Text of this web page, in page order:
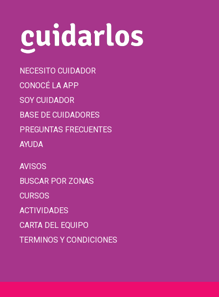
NECESITO CUIDADOR
CONOCÉ LA APP
SOY CUIDADOR
BASE DE CUIDADORES
PREGUNTAS FRECUENTES
AYUDA
AVISOS
BUSCAR POR ZONAS
CURSOS
ACTIVIDADES
CARTA DEL EQUIPO
TERMINOS Y CONDICIONES